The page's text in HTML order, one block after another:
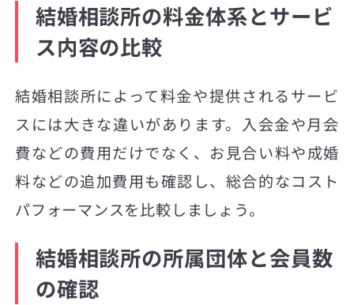
結婚相談所の料金体系とサービ
ス内容の比較
結婚相談所によって料金や提供されるサービ
スには大きな違いがあります。入会金や月会
費などの費用だけでなく、お見合い料や成婚
料などの追加費用も確認し、総合的なコスト
パフォーマンスを比較しましょう。
結婚相談所の所属団体と会員数
の確認